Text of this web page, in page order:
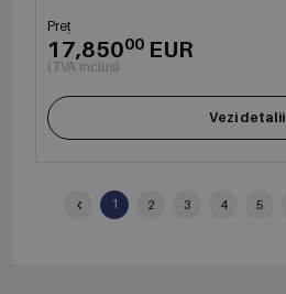
Preț
17,85000 EUR
(TVA inclus)
Vezi detalii
‹ 1 2 3 4 5